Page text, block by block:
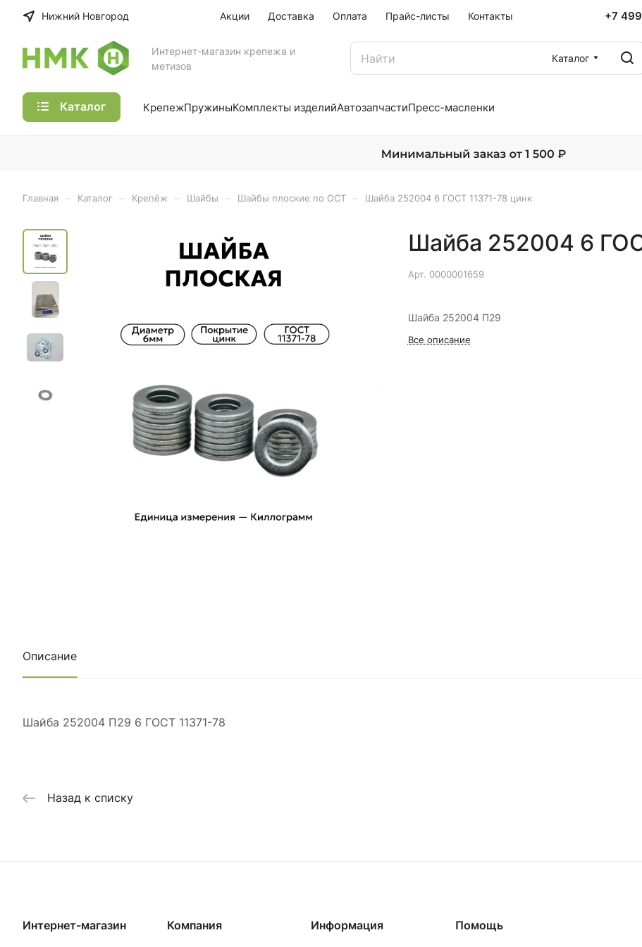
Нижний Новгород Акции Доставка Оплата Прайс-листы Контакты +7
Интернет-магазин крепежа и
метизов
Каталог
Каталог КрепежПружиныКомплекты изделийАвтозапчастиПресс-масленки
Главная Каталог Крепёж Шайбы Шайбы плоские по ОСТ Шайба 252004 6 ГОСТ 11371-78 цинк
Шайба 252004 6
Арт. 0000001659
Шайба 252004 П29
Все описание
Описание
Шайба 252004 П29 6 ГОСТ 11371-78
Назад к списку
Интернет-магазин Компания Информация Помощь